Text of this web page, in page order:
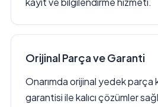
Orijinal Parça ve Garanti
Onarımda orijinal yedek parça
garantisi ile kalıcı çözümler